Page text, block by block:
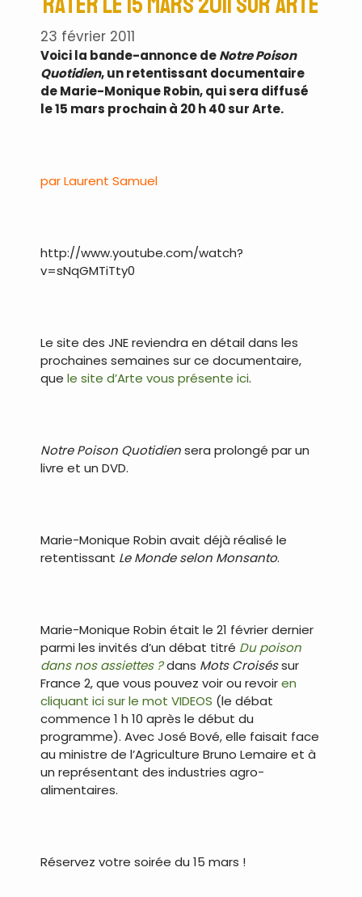
23 février 2011
Voici la bande-annonce deNotre Poison
Quotidien, un retentissant documentaire
de Marie-Monique Robin, qui sera diffusé
le 15 mars prochain à 20 h 40 sur Arte.
par Laurent Samuel
http://www.youtube.com/watch?
v=sNqGMTiTty0
Le site des JNE reviendra en détail dans les
prochaines semaines sur ce documentaire,
que le site d’Arte vous présente ici.
Notre Poison Quotidiensera prolongé par un
livre et un DVD.
Marie-Monique Robin avait déjà réalisé le
retentissant Le Monde selon Monsanto.
Marie-Monique Robin était le 21 février dernier
parmi les invités d’un débat titré Du poison
dans nos assiettes ?dans Mots Croiséssur
France 2, que vous pouvez voir ou revoiren
cliquant ici sur le mot VIDEOS (le débat
commence 1 h 10 après le début du
programme). Avec José Bové, elle faisait face
au ministre de l’Agriculture Bruno Lemaire et à
un représentant des industries agro-
alimentaires.
Réservez votre soirée du 15 mars !